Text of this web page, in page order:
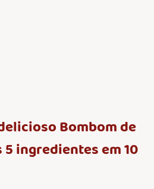
Bombom de
5 ingredientes em 10